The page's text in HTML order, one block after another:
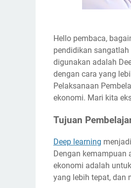
Hello pembaca,
pendidikan
digunakan adalah
dengan cara yang
Pelaksanaan
ekonomi. Mari kita
Tujuan
Deep learning
Dengan kemampuan
ekonomi adalah
yang lebih tepat, dan